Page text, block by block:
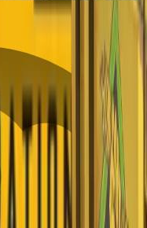
развлечений: